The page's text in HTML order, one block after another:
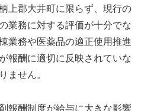
上郡大井町に限らず、現行の
業務に対する評価が十分でな
業務や医薬品の適正使用推進
報酬に適切に反映されていな
ません。
報酬制度が給与に大きな影響